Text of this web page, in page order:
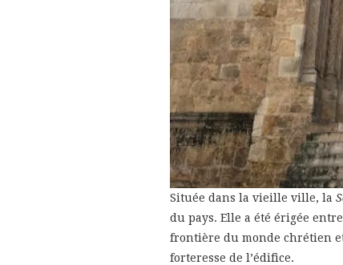
Située dans la vieille ville, la
du pays. Elle a été érigée
frontière du monde chrétien
forteresse de l’édifice.